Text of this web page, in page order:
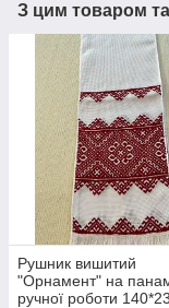
З цим товаром
Рушник вишитий
"Орнамент" на
ручної роботи